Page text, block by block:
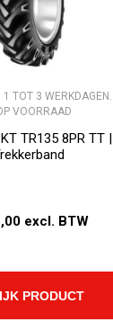
1 TOT 3 WERKDAGEN.
VOORRAAD
TR135 8PR TT |
excl. BTW